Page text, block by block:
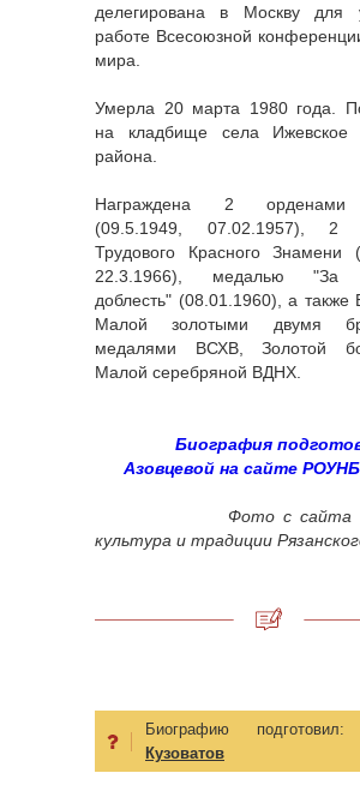
делегирована в Москву для
работе Всесоюзной
мира.
Умерла 20 марта 1980 года.
на кладбище села Ижевское
района.
Награждена 2 орденами
(09.5.1949, 07.02.1957), 2
Трудового Красного Знамени
22.3.1966), медалью "За
доблесть" (08.01.1960), а также
Малой золотыми двумя
медалями ВСХВ, Золотой
Малой серебряной ВДНХ.
Биография
Азовцевой на сайте РОУНБ
Фото с сайта
культура и традиции
Биографию
Кузоватов